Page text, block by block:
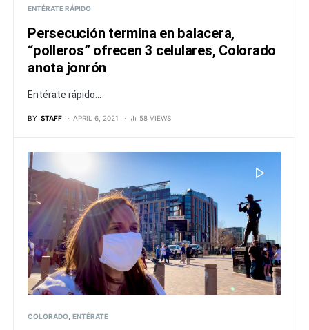
ENTÉRATE RÁPIDO
Persecución termina en balacera,
“polleros” ofrecen 3 celulares, Colorado
anota jonrón
Entérate rápido...
BY STAFF APRIL 6, 2021 58 VIEWS
COLORADO ENTÉRATE